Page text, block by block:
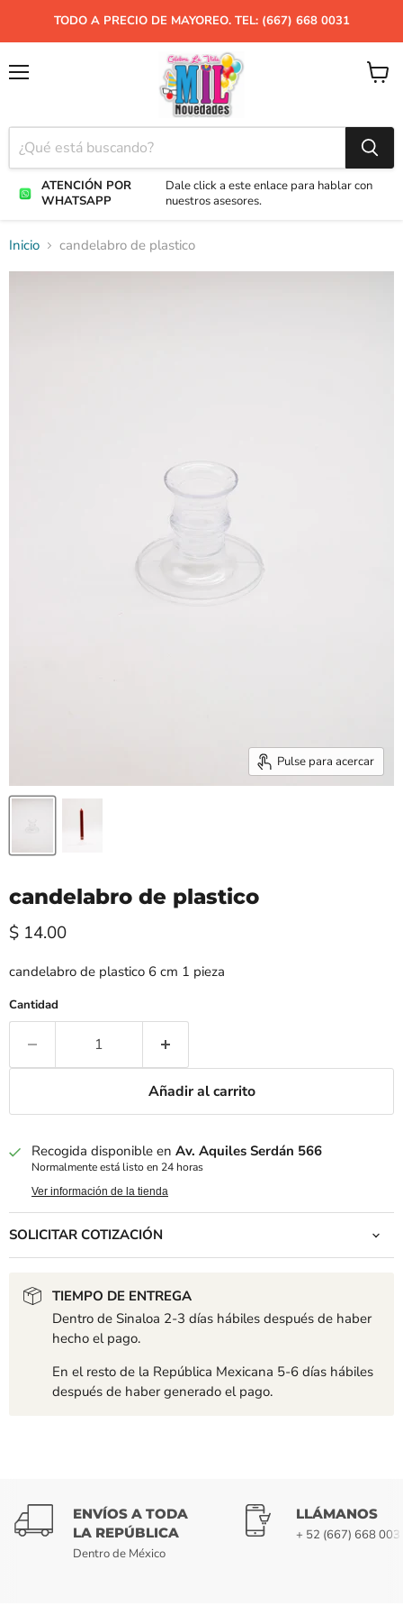
TODO A PRECIO DE MAYOREO. TEL: (667) 668 0031
ATENCIÓN POR
WHATSAPP
Dale click a este enlace para hablar con
nuestros asesores.
Ver
Inicio candelabro de plastico
Pulse para acercar
candelabro de plastico
Precio actual
$ 14.00
candelabro de plastico 6 cm 1 pieza
Cantidad
Añadir al carrito
Recogida disponible en Av. Aquiles Serdán 566
Normalmente está listo en 24 horas
Ver información de la tienda
SOLICITAR COTIZACIÓN
TIEMPO DE ENTREGA
Dentro de Sinaloa 2-3 días hábiles después de haber
hecho el pago.
En el resto de la República Mexicana 5-6 días hábiles
después de haber generado el pago.
ENVÍOS A TODA
LA REPÚBLICA
Dentro de México
LLÁMANOS
+ 52 (667) 668